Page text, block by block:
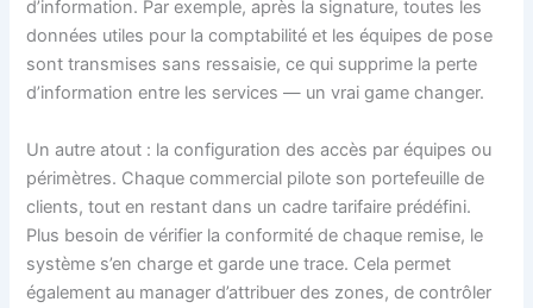
d’information. Par exemple, après la signature, toutes les
données utiles pour la comptabilité et les équipes de pose
sont transmises sans ressaisie, ce qui supprime la perte
d’information entre les services — un vrai game changer.
Un autre atout : la configuration des accès par équipes ou
périmètres. Chaque commercial pilote son portefeuille de
clients, tout en restant dans un cadre tarifaire prédéfini.
Plus besoin de vérifier la conformité de chaque remise, le
système s’en charge et garde une trace. Cela permet
également au manager d’attribuer des zones, de contrôler